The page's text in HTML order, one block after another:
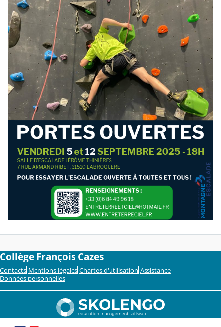
Collège François Cazes
Contacts Mentions légales Chartes d'utilisation Assistance
Données personnelles